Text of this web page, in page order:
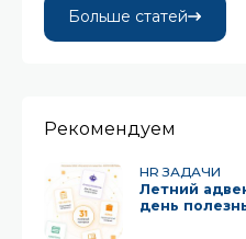
этапах этого
в погоне за Золотом
Больше статей
Рекомендуем
HR ЗАДАЧИ
Летний
день